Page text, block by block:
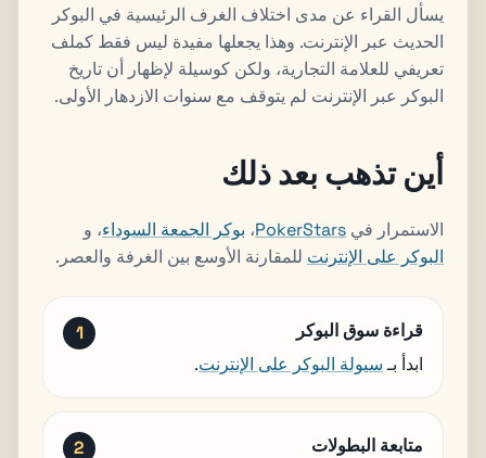
يسأل القراء عن مدى اختلاف الغرف الرئيسية في البوكر
الحديث عبر الإنترنت. وهذا يجعلها مفيدة ليس فقط كملف
تعريفي للعلامة التجارية، ولكن كوسيلة لإظهار أن تاريخ
البوكر عبر الإنترنت لم يتوقف مع سنوات الازدهار الأولى.
أين تذهب بعد ذلك
الاستمرار في PokerStars، بوكر الجمعة السوداء، و
البوكر على الإنترنت للمقارنة الأوسع بين الغرفة والعصر.
قراءة سوق البوكر
ابدأ بـسيولة البوكر على الإنترنت.
متابعة البطولات